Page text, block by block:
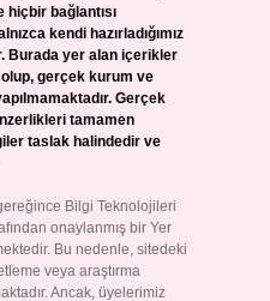
bağlantısı
kendi hazırladığımız
Burada yer alan içerikler
gerçek kurum ve
Gerçek
tamamen
taslak halindedir ve
Bilgi Teknolojileri
onaylanmış bir Yer
Bu nedenle, sitedeki
veya araştırma
Ancak, üyelerimiz